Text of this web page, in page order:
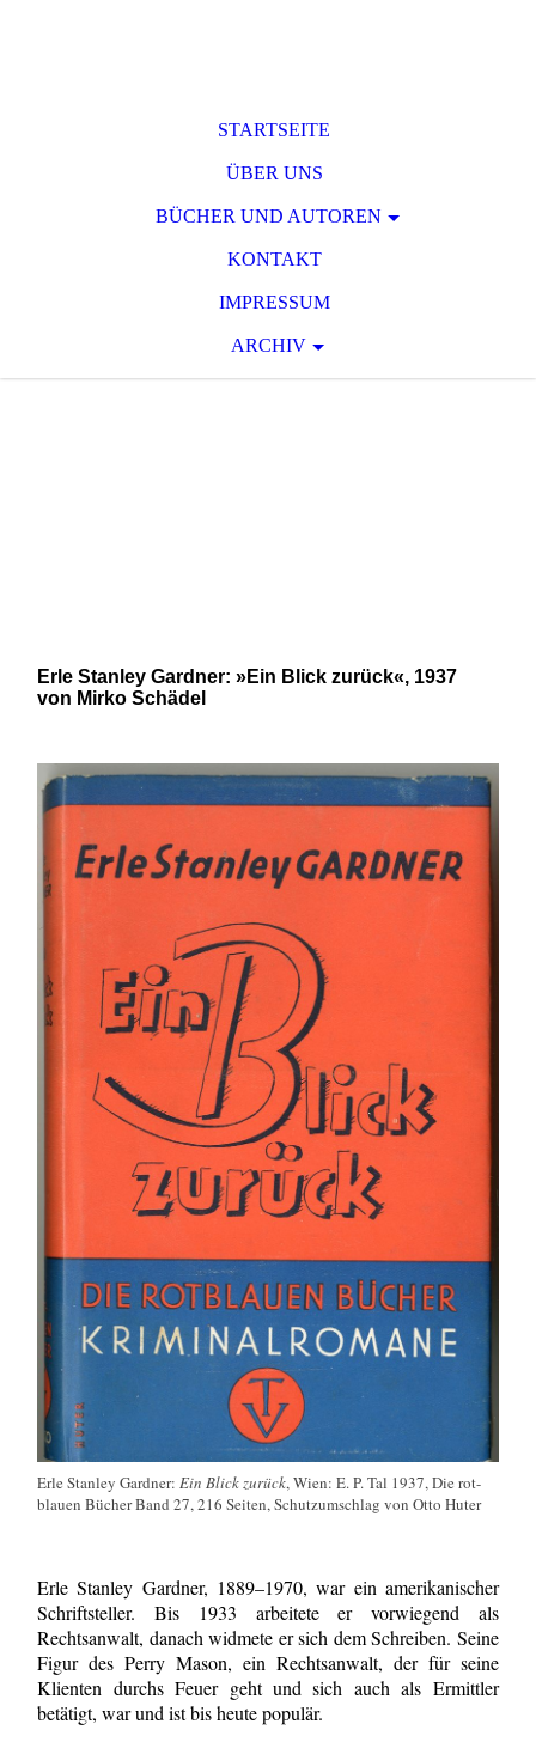
STARTSEITE
ÜBER UNS
BÜCHER UND AUTOREN
KONTAKT
IMPRESSUM
ARCHIV
Erle Stanley Gardner: »Ein Blick zurück«, 1937
von Mirko Schädel
Erle Stanley Gardner:Ein Blick zurück, Wien: E. P. Tal 1937, Die rot-
blauen Bücher Band 27, 216 Seiten, Schutzumschlag von Otto Huter
Erle Stanley Gardner, 1889–1970, war ein amerikanischer
Schriftsteller. Bis 1933 arbeitete er vorwiegend als
Rechtsanwalt, danach widmete er sich dem Schreiben. Seine
Figur des Perry Mason, ein Rechtsanwalt, der für seine
Klienten durchs Feuer geht und sich auch als Ermittler
betätigt, war und ist bis heute populär.